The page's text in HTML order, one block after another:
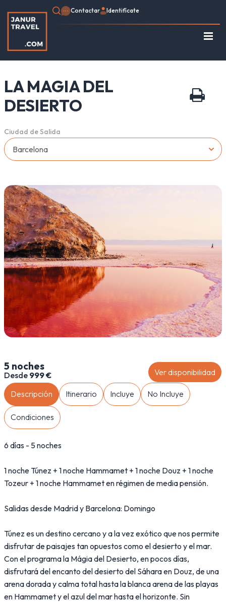
Contactar Identifícate
Egipto
Marruecos
LA MAGIA DEL
DESIERTO
Ciudad de Salida
Descripción Itinerario Incluye No Incluye
Condiciones
6 días - 5 noches
1 noche Túnez + 1 noche Hammamet + 1 noche Douz + 1 noche
Tozeur + 1 noche Hammamet en régimen de media pensión.
Salidas desde Madrid y Barcelona: Domingo
Túnez es un destino cercano y a la vez exótico que nos permite
disfrutar de paisajes tan opuestos como el desierto y el mar.
Con el programa la Mágia del Desierto, en pocos días,
disfrutará del encanto del desierto del Sáhara en Douz, de una
arena dorada y calma total hasta la blanca arena de las playas
en Hammamet y el azul del mar hasta el horizonte. Sin
5 noches
Desde 999 € Ver disponibilidad